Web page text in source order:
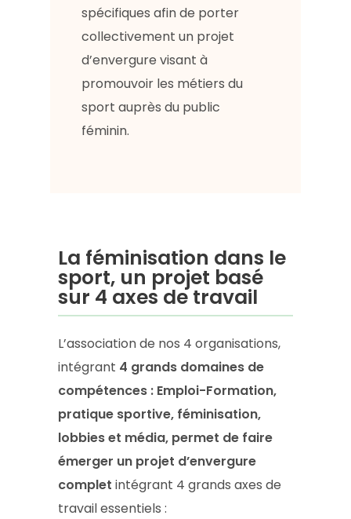
spécifiques afin de porter
collectivement un projet
d’envergure visant à
promouvoir les métiers du
sport auprès du public
féminin.
La féminisation dans le
sport, un projet basé
sur 4 axes de travail
L’association de nos 4 organisations,
intégrant 4 grands domaines de
compétences : Emploi-Formation,
pratique sportive, féminisation,
lobbies et média, permet de faire
émerger un projet d’envergure
complet intégrant 4 grands axes de
travail essentiels :